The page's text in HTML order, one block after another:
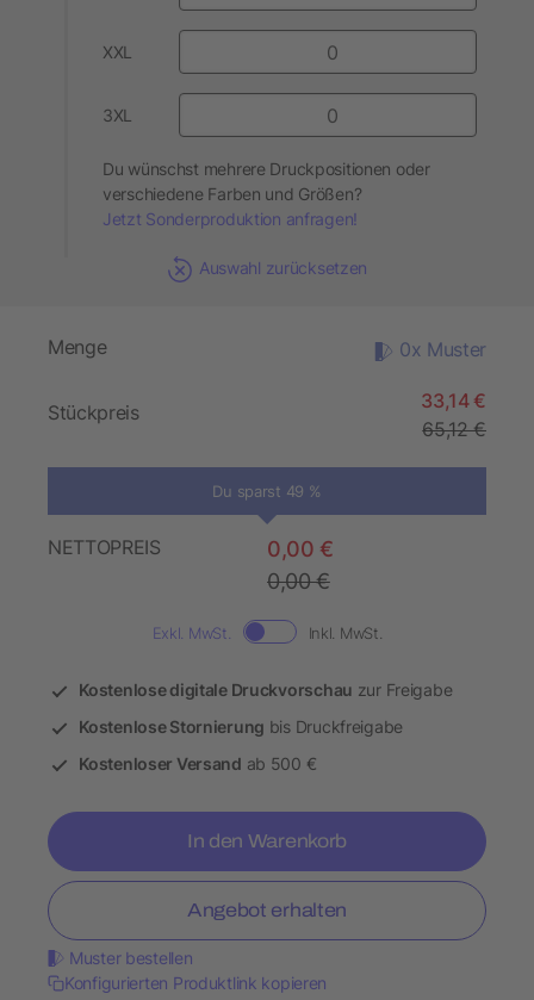
XXL
3XL
Du wünschst mehrere Druckpositionen oder
verschiedene Farben und Größen?
Jetzt Sonderproduktion anfragen!
Auswahl zurücksetzen
Menge 0x Muster
Stückpreis
33,14 €
65,12 €
Du sparst 49 %
NETTOPREIS
0,00 €
0,00 €
Exkl. MwSt. Inkl. MwSt.
Kostenlose digitale Druckvorschau zur Freigabe
Kostenlose Stornierung bis Druckfreigabe
Kostenloser Versand ab 500 €
In den Warenkorb
Angebot erhalten
Muster bestellen
Konfigurierten Produktlink kopieren